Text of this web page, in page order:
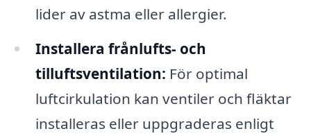
lider av astma eller allergier.
Installera frånlufts- och
tilluftsventilation: För optimal
luftcirkulation kan ventiler och fläktar
installeras eller uppgraderas enligt